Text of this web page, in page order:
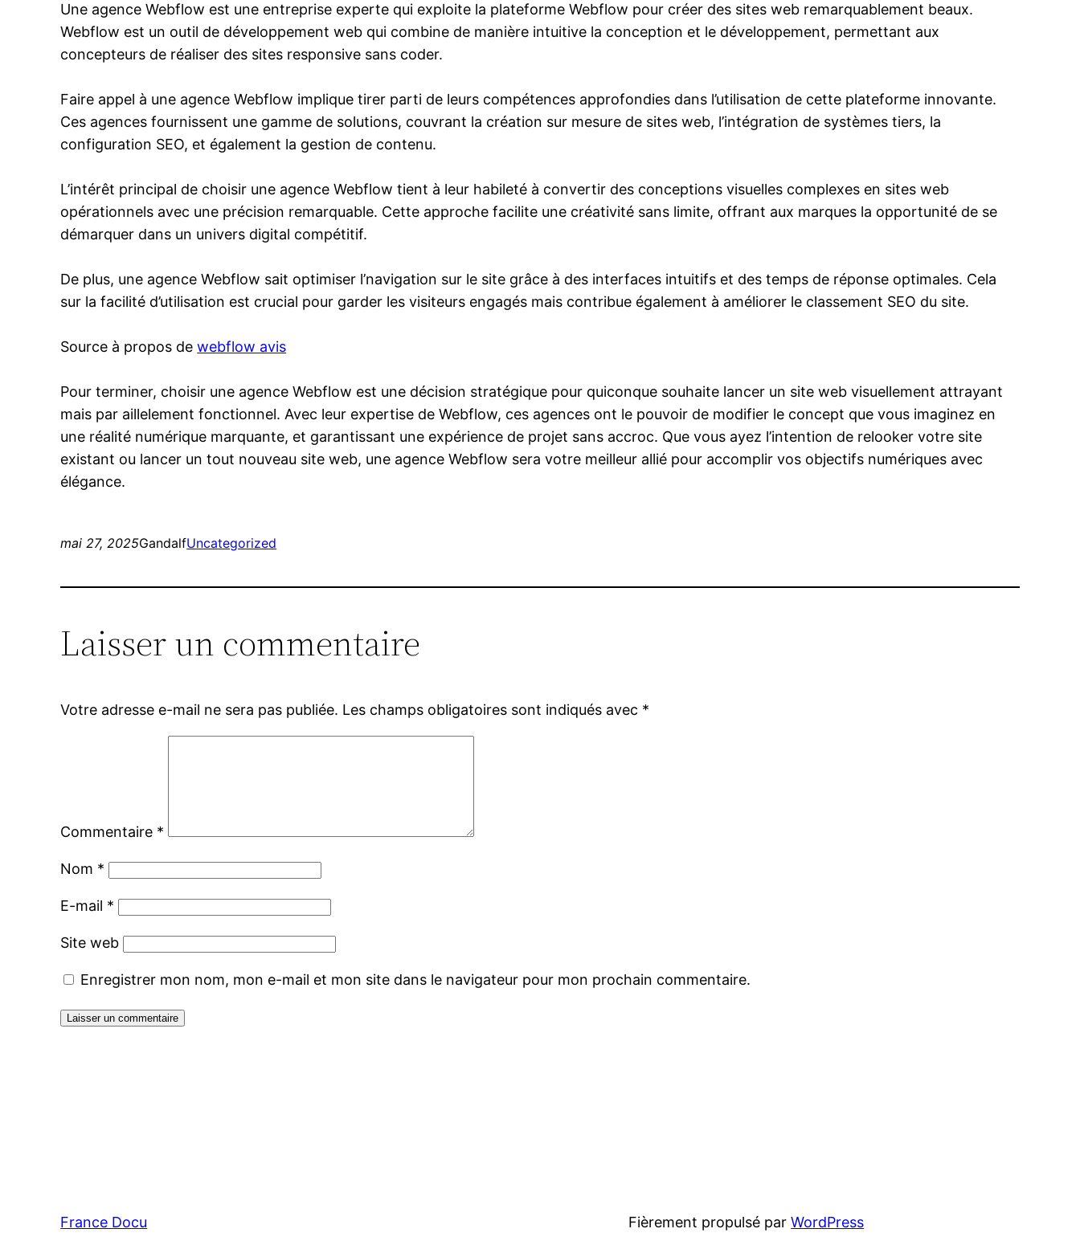
Une agence Webflow est une entreprise experte qui exploite la plateforme Webflow pour créer des sites web remarquablement beaux.
Webflow est un outil de développement web qui combine de manière intuitive la conception et le développement, permettant aux
concepteurs de réaliser des sites responsive sans coder.
Faire appel à une agence Webflow implique tirer parti de leurs compétences approfondies dans l’utilisation de cette plateforme innovante.
Ces agences fournissent une gamme de solutions, couvrant la création sur mesure de sites web, l’intégration de systèmes tiers, la
configuration SEO, et également la gestion de contenu.
L’intérêt principal de choisir une agence Webflow tient à leur habileté à convertir des conceptions visuelles complexes en sites web
opérationnels avec une précision remarquable. Cette approche facilite une créativité sans limite, offrant aux marques la opportunité de se
démarquer dans un univers digital compétitif.
De plus, une agence Webflow sait optimiser l’navigation sur le site grâce à des interfaces intuitifs et des temps de réponse optimales. Cela
sur la facilité d’utilisation est crucial pour garder les visiteurs engagés mais contribue également à améliorer le classement SEO du site.
Source à propos dewebflow avis
Pour terminer, choisir une agence Webflow est une décision stratégique pour quiconque souhaite lancer un site web visuellement attrayant
mais par aillelement fonctionnel. Avec leur expertise de Webflow, ces agences ont le pouvoir de modifier le concept que vous imaginez en
une réalité numérique marquante, et garantissant une expérience de projet sans accroc. Que vous ayez l’intention de relooker votre site
existant ou lancer un tout nouveau site web, une agence Webflow sera votre meilleur allié pour accomplir vos objectifs numériques avec
élégance.
mai 27, 2025GandalfUncategorized
Laisser un commentaire
Votre adresse e-mail ne sera pas publiée. Les champs obligatoires sont indiqués avec *
Commentaire *
Nom *
E-mail *
Site web
Enregistrer mon nom, mon e-mail et mon site dans le navigateur pour mon prochain commentaire.
France Docu Fièrement propulsé parWordPress